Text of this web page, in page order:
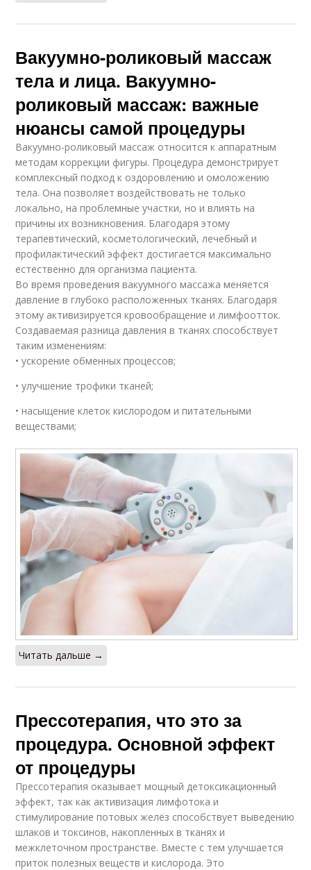
Вакуумно-роликовый массаж
тела и лица. Вакуумно-
роликовый массаж: важные
нюансы самой процедуры
Вакуумно-роликовый массаж относится к аппаратным
методам коррекции фигуры. Процедура демонстрирует
комплексный подход к оздоровлению и омоложению
тела. Она позволяет воздействовать не только
локально, на проблемные участки, но и влиять на
причины их возникновения. Благодаря этому
терапевтический, косметологический, лечебный и
профилактический эффект достигается максимально
естественно для организма пациента.
Во время проведения вакуумного массажа меняется
давление в глубоко расположенных тканях. Благодаря
этому активизируется кровообращение и лимфоотток.
Создаваемая разница давления в тканях способствует
таким изменениям:
• ускорение обменных процессов;
• улучшение трофики тканей;
• насыщение клеток кислородом и питательными
веществами;
Читать дальше →
Прессотерапия, что это за
процедура. Основной эффект
от процедуры
Прессотерапия оказывает мощный детоксикационный
эффект, так как активизация лимфотока и
стимулирование потовых желёз способствует выведению
шлаков и токсинов, накопленных в тканях и
межклеточном пространстве. Вместе с тем улучшается
приток полезных веществ и кислорода. Это